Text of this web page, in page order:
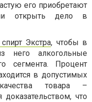
его приобретают
открыть дело в
Экстра, чтобы в
него алкогольные
сегмента. Процент
в допустимых
товара –
что